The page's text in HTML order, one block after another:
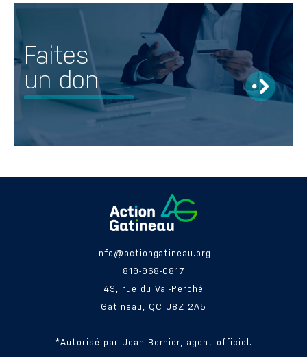
Faites
un don
info@actiongatineau.org
819-968-0817
49, rue du Val-Perché
Gatineau, QC J8Z 2A5
*Autorisé par Jean Bernier, agent officiel.